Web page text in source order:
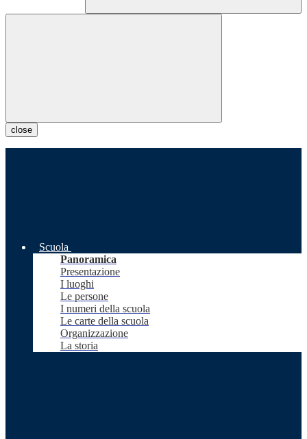
close
Scuola
Panoramica
Presentazione
I luoghi
Le persone
I numeri della scuola
Le carte della scuola
Organizzazione
La storia